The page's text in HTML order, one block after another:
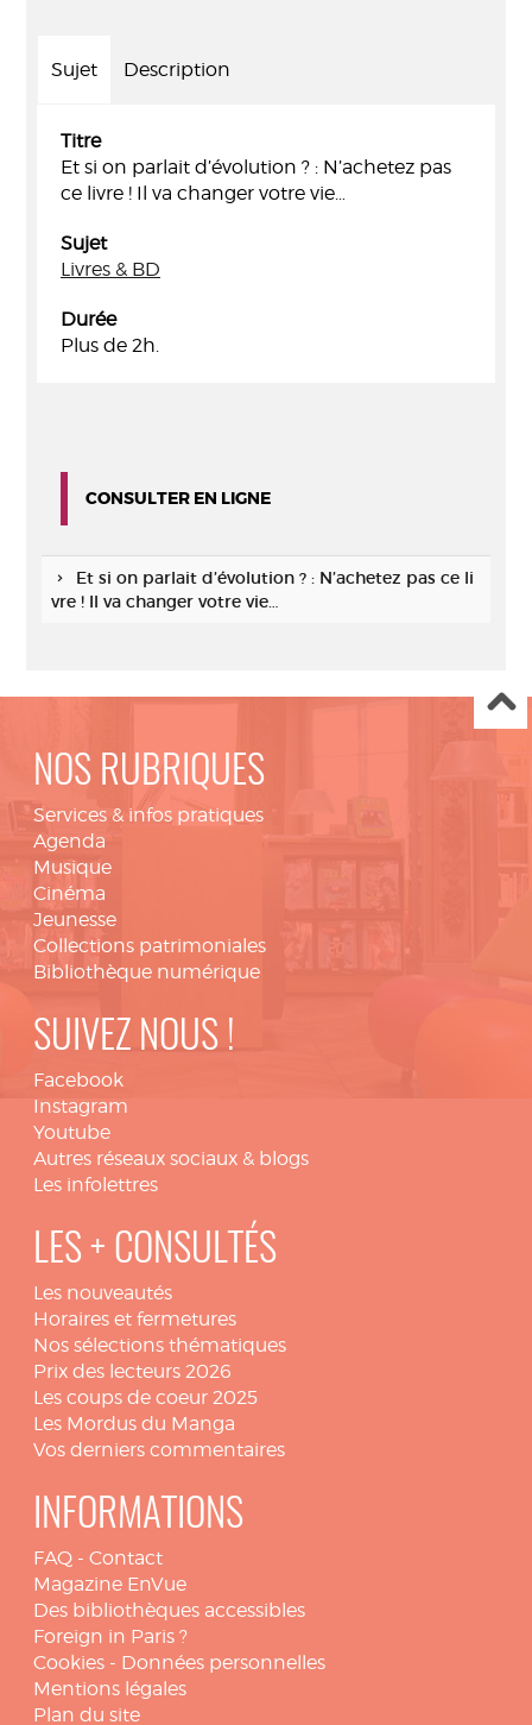
Sujet Description
Titre
Et si on parlait d’évolution ? : N’achetez pas
ce livre ! Il va changer votre vie…
Sujet
Livres & BD
Durée
Plus de 2h.
CONSULTER EN LIGNE
Et si on parlait d’évolution ? : N’achetez pas ce li
vre ! Il va changer votre vie…
NOS RUBRIQUES
Services & infos pratiques
Agenda
Musique
Cinéma
Jeunesse
Collections patrimoniales
Bibliothèque numérique
SUIVEZ NOUS !
Facebook
Instagram
Youtube
Autres réseaux sociaux & blogs
Les infolettres
LES + CONSULTÉS
Les nouveautés
Horaires et fermetures
Nos sélections thématiques
Prix des lecteurs 2026
Les coups de coeur 2025
Les Mordus du Manga
Vos derniers commentaires
INFORMATIONS
FAQ - Contact
Magazine EnVue
Des bibliothèques accessibles
Foreign in Paris ?
Cookies - Données personnelles
Mentions légales
Plan du site